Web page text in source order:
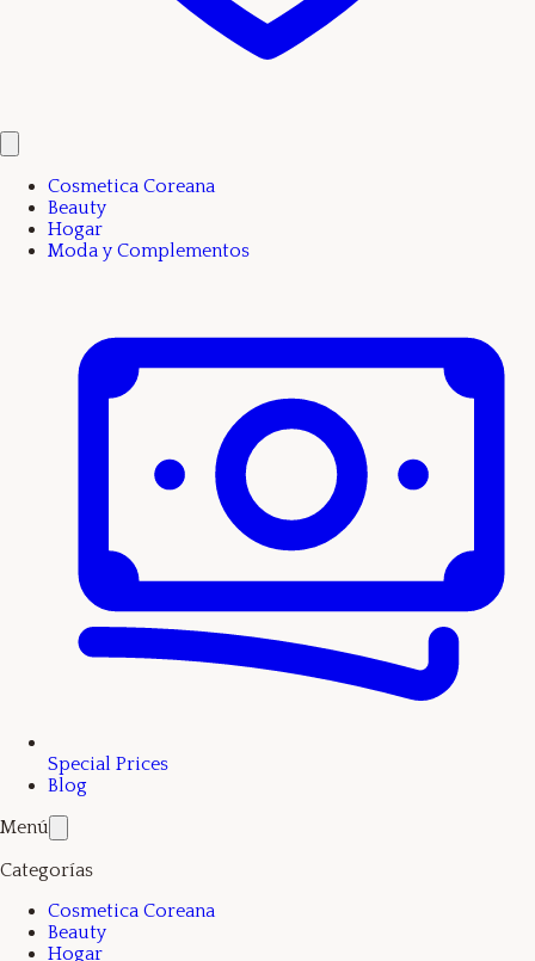
Cosmetica Coreana
Beauty
Hogar
Moda y Complementos
Special Prices
Blog
Menú
Categorías
Cosmetica Coreana
Beauty
Hogar